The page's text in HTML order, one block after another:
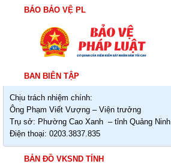
BÁO BẢO VỆ PL
BAN BIÊN TẬP
Chịu trách nhiệm chính:
Ông Phạm Viết Vượng – Viện trưởng
Trụ sở: Phường Cao Xanh – tỉnh Quảng Ninh.
Điện thoại: 0203.3837.835
BẢN ĐỒ VKSND TỈNH